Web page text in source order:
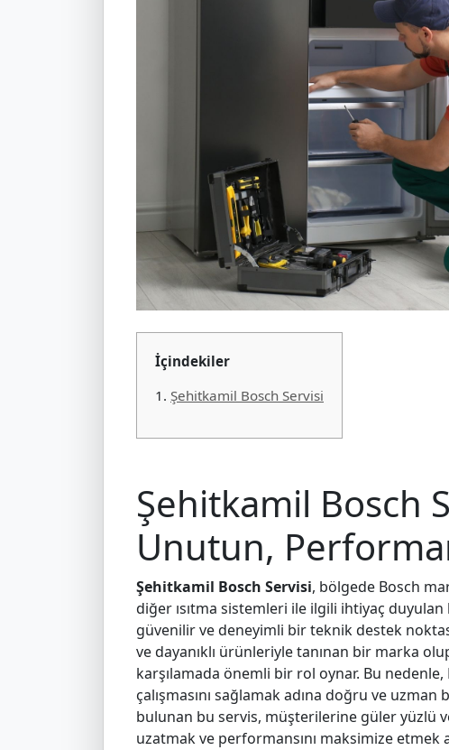
İçindekiler
1. Şehitkamil Bosch Servisi
Şehitkamil Bosch
Unutun,
Şehitkamil Bosch Servisi, bölgede Bosch
diğer ısıtma sistemleri ile ilgili ihtiyaç
güvenilir ve deneyimli bir teknik destek
ve dayanıklı ürünleriyle tanınan bir marka
karşılamada önemli bir rol oynar. Bu
çalışmasını sağlamak adına doğru ve
bulunan bu servis, müşterilerine güler yüzlü
uzatmak ve performansını maksimize etmek